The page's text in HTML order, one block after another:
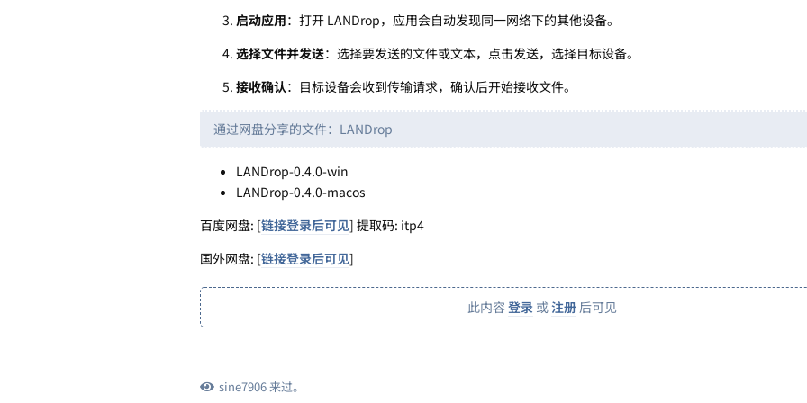
启动应用：打开 LANDrop，应用会自动发现同一网络下的其他设备。
选择文件并发送：选择要发送的文件或文本，点击发送，选择目标设备。
接收确认：目标设备会收到传输请求，确认后开始接收文件。
通过网盘分享的文件：LANDrop
LANDrop-0.4.0-win
LANDrop-0.4.0-macos
百度网盘: [链接登录后可见] 提取码: itp4
国外网盘: [链接登录后可见]
此内容 登录 或注册 后可见
sine7906来过。